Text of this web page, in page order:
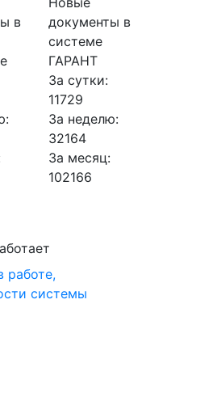
в
документы в
системе
ГАРАНТ
За сутки:
11729
За неделю:
32164
За месяц:
102166
системы